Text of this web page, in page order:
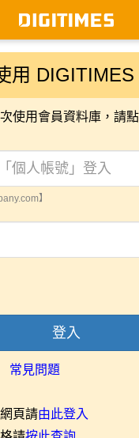
用 DIGITIMES
使用會員資料庫，請
】
登入
常見問題
頁請由此登入